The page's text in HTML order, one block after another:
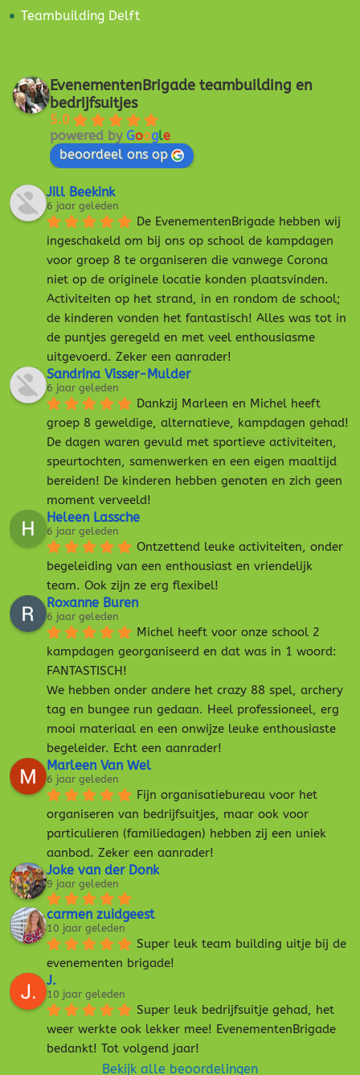
Teambuilding Delft
EvenementenBrigade teambuilding en
bedrijfsuitjes
5.0
powered byGoogle
beoordeel ons op
Jill Beekink
6 jaar geleden
De EvenementenBrigade hebben wij
ingeschakeld om bij ons op school de kampdagen
voor groep 8 te organiseren die vanwege Corona
niet op de originele locatie konden plaatsvinden.
Activiteiten op het strand, in en rondom de school;
de kinderen vonden het fantastisch! Alles was tot in
de puntjes geregeld en met veel enthousiasme
uitgevoerd. Zeker een aanrader!
Sandrina Visser-Mulder
6 jaar geleden
Dankzij Marleen en Michel heeft
groep 8 geweldige, alternatieve, kampdagen gehad!
De dagen waren gevuld met sportieve activiteiten,
speurtochten, samenwerken en een eigen maaltijd
bereiden! De kinderen hebben genoten en zich geen
moment verveeld!
Heleen Lassche
6 jaar geleden
Ontzettend leuke activiteiten, onder
begeleiding van een enthousiast en vriendelijk
team. Ook zijn ze erg flexibel!
Roxanne Buren
6 jaar geleden
Michel heeft voor onze school 2
kampdagen georganiseerd en dat was in 1 woord:
FANTASTISCH!
We hebben onder andere het crazy 88 spel, archery
tag en bungee run gedaan. Heel professioneel, erg
mooi materiaal en een onwijze leuke enthousiaste
begeleider. Echt een aanrader!
Marleen Van Wel
6 jaar geleden
Fijn organisatiebureau voor het
organiseren van bedrijfsuitjes, maar ook voor
particulieren (familiedagen) hebben zij een uniek
aanbod. Zeker een aanrader!
Joke van der Donk
9 jaar geleden
carmen zuidgeest
10 jaar geleden
Super leuk team building uitje bij de
evenementen brigade!
J.
10 jaar geleden
Super leuk bedrijfsuitje gehad, het
weer werkte ook lekker mee! EvenementenBrigade
bedankt! Tot volgend jaar!
Bekijk alle beoordelingen